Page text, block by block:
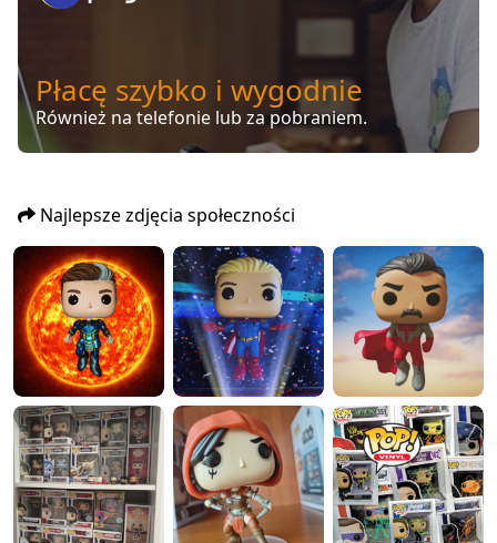
Płacę szybko i wygodnie
Również na telefonie lub za pobraniem.
Najlepsze zdjęcia społeczności